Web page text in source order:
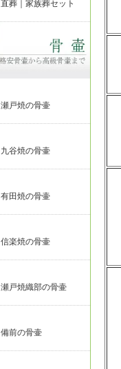
直葬｜家族葬セット
瀬戸焼の骨壷
九谷焼の骨壷
有田焼の骨壷
信楽焼の骨壷
瀬戸焼織部の骨壷
備前の骨壷